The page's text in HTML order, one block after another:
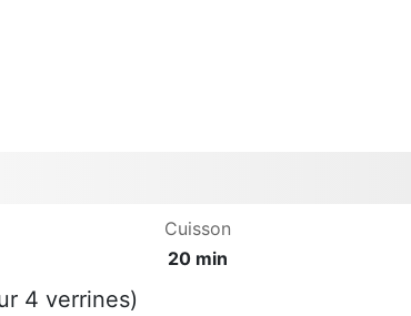
Cuisson
20 min
4 verrines)